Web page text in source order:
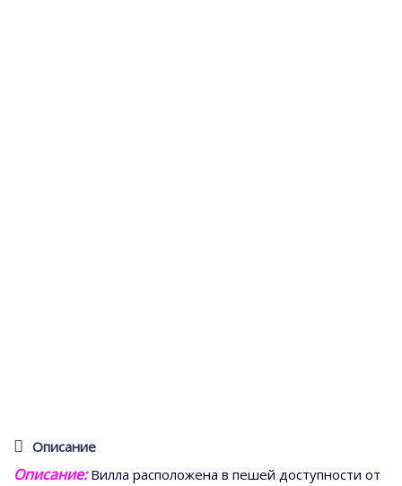
Описание
Описание:Вилла расположена в пешей доступности от